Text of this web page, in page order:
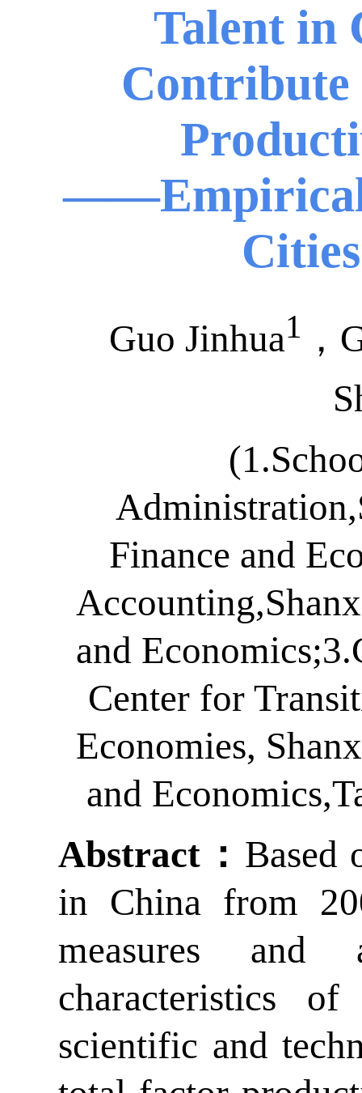
Talent in
Contribute
——Empirical
Guo Jinhua1 ，
Finance and
and
Center for
Economies,
and
Abstract ： Based
in China from
measures and
characteristics
scientific and